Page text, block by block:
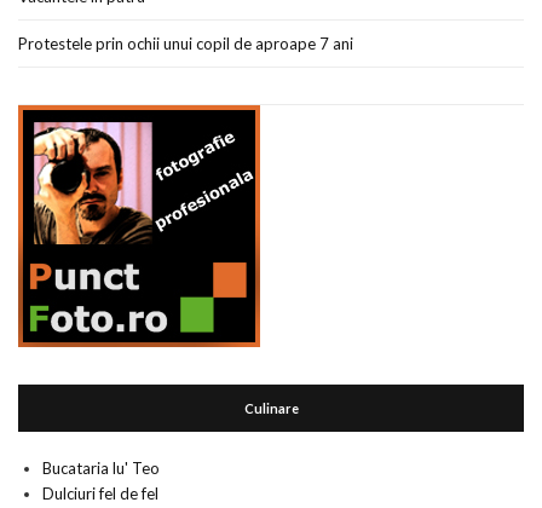
Protestele prin ochii unui copil de aproape 7 ani
Culinare
Bucataria lu' Teo
Dulciuri fel de fel